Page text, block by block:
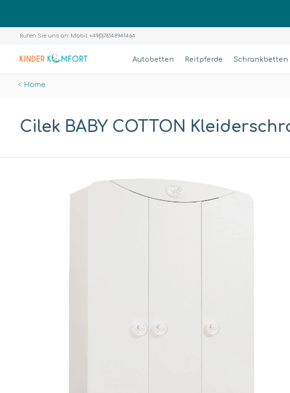
Rufen Sie uns an: Mobil: +49(0)76148941464
Autobetten Reitpferde Schrankbetten
Home
Cilek BABY COTTON